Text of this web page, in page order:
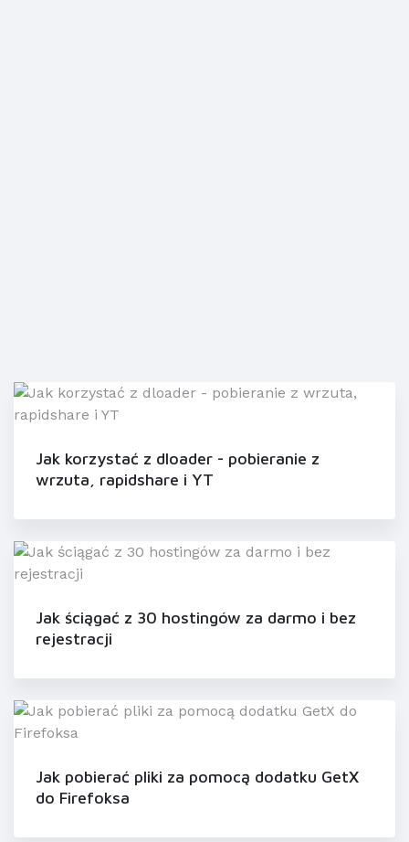
Jak korzystać z dloader - pobieranie z
wrzuta, rapidshare i YT
Jak ściągać z 30 hostingów za darmo i bez
rejestracji
Jak pobierać pliki za pomocą dodatku GetX
do Firefoksa